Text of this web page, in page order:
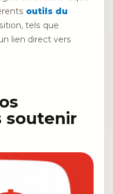
outils du
tels que
lien direct vers
soutenir